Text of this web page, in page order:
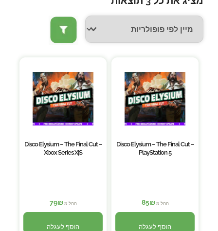
Disco Elysium – The Final Cut –
PlayStation 5
החל מ 85₪
הוסף לעגלה
Disco Elysium – The Final Cut –
Xbox Series X|S
החל מ 79₪
הוסף לעגלה